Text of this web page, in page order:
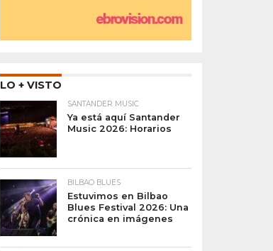
LO + VISTO
SANTANDER MUSIC
Ya está aquí Santander
Music 2026: Horarios
BILBAO BLUES
Estuvimos en Bilbao
Blues Festival 2026: Una
crónica en imágenes